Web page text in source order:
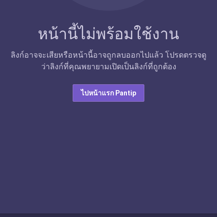
หน้านี้ไม่พร้อมใช้งาน
ลิงก์อาจจะเสียหรือหน้านี้อาจถูกลบออกไปแล้ว โปรดตรวจดู
ว่าลิงก์ที่คุณพยายามเปิดเป็นลิงก์ที่ถูกต้อง
ไปหน้าแรก Pantip